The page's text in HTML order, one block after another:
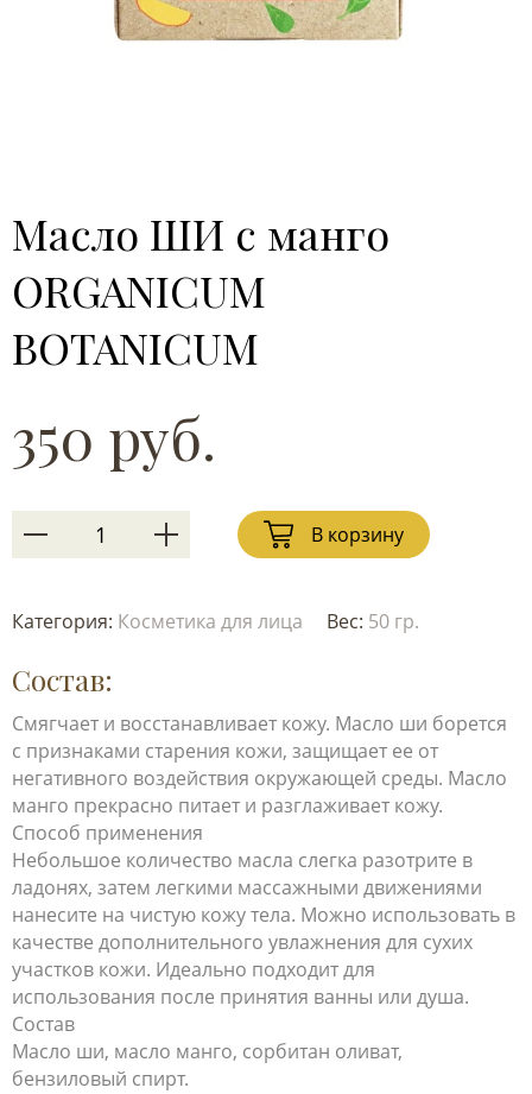
Масло ШИ с манго
ORGANICUM
BOTANICUM
350 руб.
В корзину
Категория: Косметика для лица Вес: 50 гр.
Состав:
Смягчает и восстанавливает кожу. Масло ши борется
с признаками старения кожи, защищает ее от
негативного воздействия окружающей среды. Масло
манго прекрасно питает и разглаживает кожу.
Способ применения
Небольшое количество масла слегка разотрите в
ладонях, затем легкими массажными движениями
нанесите на чистую кожу тела. Можно использовать в
качестве дополнительного увлажнения для сухих
участков кожи. Идеально подходит для
использования после принятия ванны или душа.
Состав
Масло ши, масло манго, сорбитан оливат,
бензиловый спирт.